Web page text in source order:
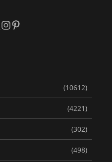
(10612)
(4221)
(302)
(498)